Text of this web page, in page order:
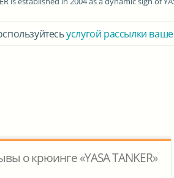
услугой рассылки
о крюинге «YASA TANKER»